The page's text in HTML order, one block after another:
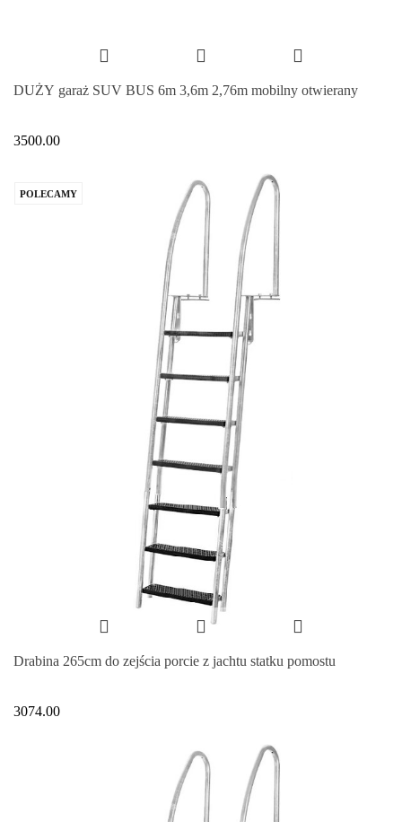
DUŻY garaż SUV BUS 6m 3,6m 2,76m mobilny otwierany
3500.00
POLECAMY
Drabina 265cm do zejścia porcie z jachtu statku pomostu
3074.00